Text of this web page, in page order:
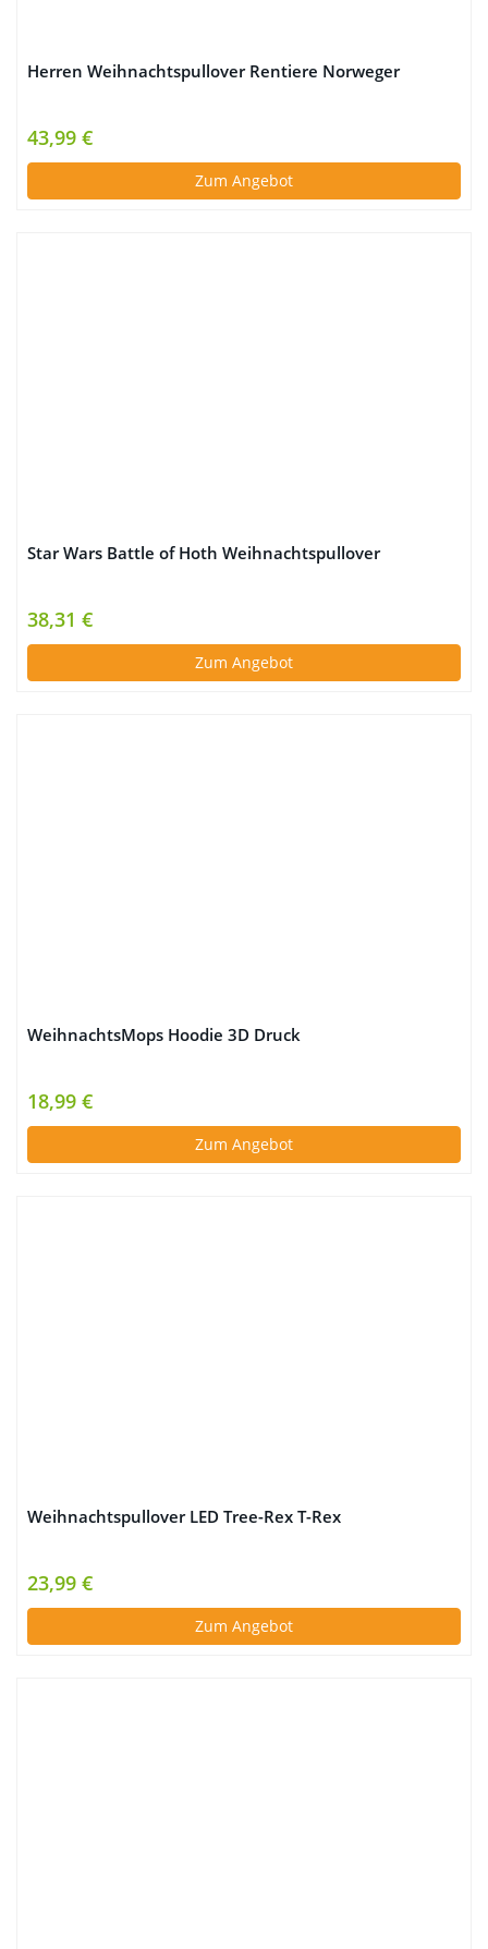
Herren Weihnachtspullover Rentiere Norweger
43,99 €
Zum Angebot
Star Wars Battle of Hoth Weihnachtspullover
38,31 €
Zum Angebot
WeihnachtsMops Hoodie 3D Druck
18,99 €
Zum Angebot
Weihnachtspullover LED Tree-Rex T-Rex
23,99 €
Zum Angebot